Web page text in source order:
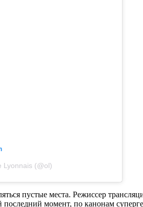
Lyonnais (@ol)
пустые места. Режиссер
момент, по канонам